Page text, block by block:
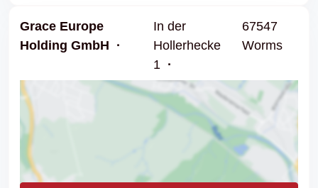
Grace Europe
Holding GmbH
In der
Hollerhecke
1
67547
Worms